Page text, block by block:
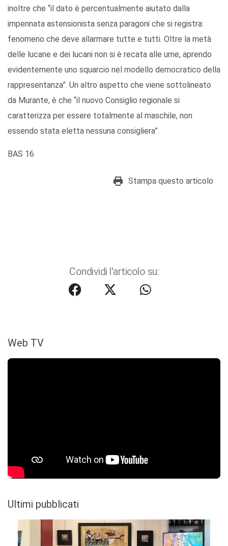
inoltre che “il dato è percentualmente aiutato dalla
impennata astensionista senza paragoni che si registra:
fenomeno che deve allarmare tutte e tutti. Oltre la metà
delle lucane e dei lucani non si è recata alle urne, aprendo
evidentemente uno squarcio nel modello democratico della
rappresentanza”. Un altro aspetto che viene sottolineato
da Murante, è che “il nuovo Consiglio regionale si
caratterizza per essere totalmente al maschile, non
essendo stata eletta nessuna consigliera”.
BAS 16
Stampa questo articolo
Condividi l'articolo su:
Web TV
Ultimi pubblicati